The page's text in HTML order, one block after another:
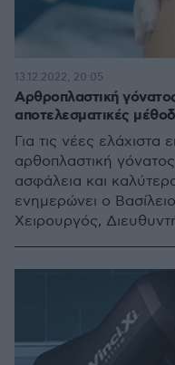
Αρθροπλαστική
αποτελεσματικές
Για τις νέες ελάχιστα
αρθοπλαστική
ασφάλεια και
ενημερώνει ο
Χειρουργός,
13.12.2022, 20:05